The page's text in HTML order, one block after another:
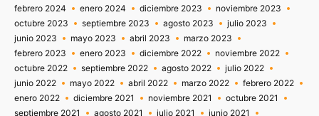
febrero 2024
enero 2024 diciembre 2023
noviembre 2023
octubre 2023
septiembre 2023 agosto 2023
julio 2023
junio 2023
mayo 2023 abril 2023
marzo 2023
febrero 2023
enero 2023 diciembre 2022
noviembre 2022
octubre 2022
septiembre 2022 agosto 2022
julio 2022
junio 2022
mayo 2022 abril 2022 marzo 2022
febrero 2022
enero 2022
diciembre 2021 noviembre 2021
octubre 2021
septiembre 2021
agosto 2021 julio 2021
junio 2021